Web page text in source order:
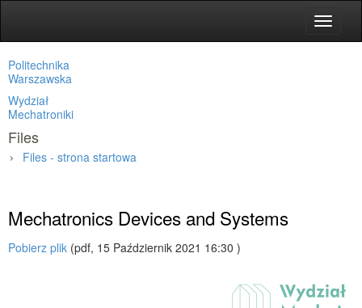
Toggle
Politechnika
Warszawska
Wydział
Mechatroniki
Files
Files - strona startowa
Mechatronics Devices and Systems
Pobierz plik (pdf, 15 Październik 2021 16:30 )